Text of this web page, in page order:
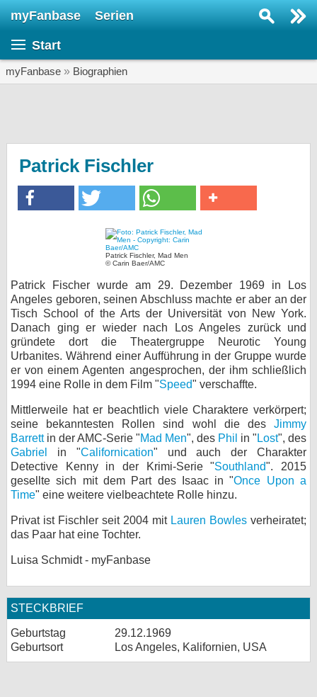
myFanbase Serien
Start
myFanbase » Biographien
Patrick Fischler
Patrick Fischler, Mad Men
© Carin Baer/AMC
Patrick Fischer wurde am 29. Dezember 1969 in Los
Angeles geboren, seinen Abschluss machte er aber an der
Tisch School of the Arts der Universität von New York.
Danach ging er wieder nach Los Angeles zurück und
gründete dort die Theatergruppe Neurotic Young
Urbanites. Während einer Aufführung in der Gruppe wurde
er von einem Agenten angesprochen, der ihm schließlich
1994 eine Rolle in dem Film "Speed" verschaffte.
Mittlerweile hat er beachtlich viele Charaktere verkörpert;
seine bekanntesten Rollen sind wohl die des Jimmy
Barrettin der AMC-Serie "Mad Men", des Phil in " Lost", des
Gabriel
in "Californication" und auch der Charakter
Detective Kenny in der Krimi-Serie "Southland". 2015
gesellte sich mit dem Part des Isaac in "Once Upon a
Time" eine weitere vielbeachtete Rolle hinzu.
Privat ist Fischler seit 2004 mit Lauren Bowles verheiratet;
das Paar hat eine Tochter.
Luisa Schmidt - myFanbase
STECKBRIEF
Geburtstag
29.12.1969
Geburtsort
Los Angeles, Kalifornien, USA
Veranstaltungen
KULTUR
Specials
SERVICE
Forum
bei X
bei Facebook
Kontakt
Nutzungsbedingungen
Datenschutz
Desktop-Ansicht